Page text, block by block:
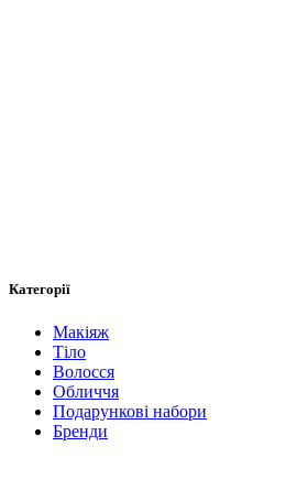
Категорії
Макіяж
Тіло
Волосся
Обличчя
Подарункові набори
Бренди